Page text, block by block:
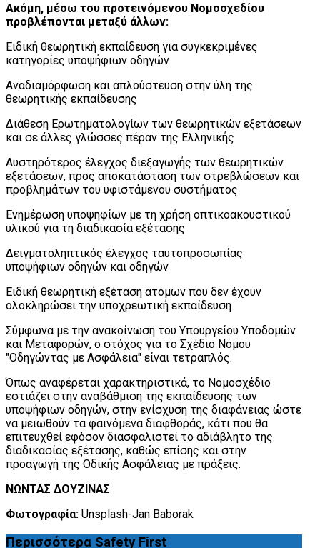
Ακόμη, μέσω του προτεινόμενου Νομοσχεδίου
προβλέπονται μεταξύ άλλων:
Ειδική θεωρητική εκπαίδευση για συγκεκριμένες
κατηγορίες υποψήφιων οδηγών
Αναδιαμόρφωση και απλούστευση στην ύλη της
θεωρητικής εκπαίδευσης
Διάθεση Ερωτηματολογίων των θεωρητικών εξετάσεων
και σε άλλες γλώσσες πέραν της Ελληνικής
Αυστηρότερος έλεγχος διεξαγωγής των θεωρητικών
εξετάσεων, προς αποκατάσταση των στρεβλώσεων και
προβλημάτων του υφιστάμενου συστήματος
Ενημέρωση υποψηφίων με τη χρήση οπτικοακουστικού
υλικού για τη διαδικασία εξέτασης
Δειγματοληπτικός έλεγχος ταυτοπροσωπίας
υποψήφιων οδηγών και οδηγών
Ειδική θεωρητική εξέταση ατόμων που δεν έχουν
ολοκληρώσει την υποχρεωτική εκπαίδευση
Σύμφωνα με την ανακοίνωση του Υπουργείου Υποδομών
και Μεταφορών, ο στόχος για το Σχέδιο Νόμου
"Οδηγώντας με Ασφάλεια" είναι τετραπλός.
Όπως αναφέρεται χαρακτηριστικά, το Νομοσχέδιο
εστιάζει στην αναβάθμιση της εκπαίδευσης των
υποψήφιων οδηγών, στην ενίσχυση της διαφάνειας ώστε
να μειωθούν τα φαινόμενα διαφθοράς, κάτι που θα
επιτευχθεί εφόσον διασφαλιστεί το αδιάβλητο της
διαδικασίας εξέτασης, καθώς επίσης και στην
προαγωγή της Οδικής Ασφάλειας με πράξεις.
ΝΩΝΤΑΣ ΔΟΥΖΙΝΑΣ
Φωτογραφία: Unsplash-Jan Baborak
Περισσότερα Safety First